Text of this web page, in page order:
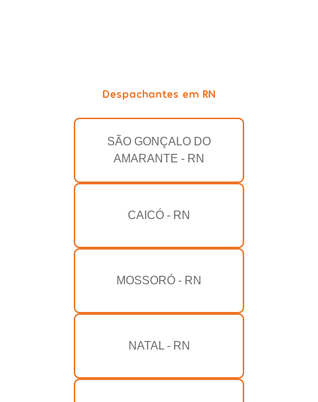
Despachantes em RN
SÃO GONÇALO DO
AMARANTE - RN
CAICÓ - RN
MOSSORÓ - RN
NATAL - RN